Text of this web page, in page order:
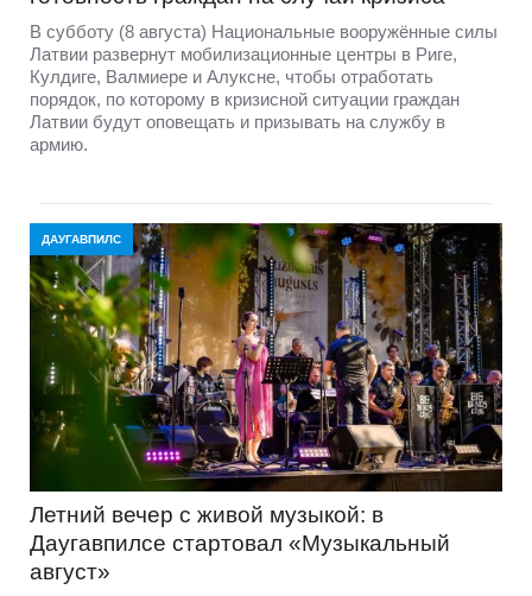
В субботу (8 августа) Национальные вооружённые силы
Латвии развернут мобилизационные центры в Риге,
Кулдиге, Валмиере и Алуксне, чтобы отработать
порядок, по которому в кризисной ситуации граждан
Латвии будут оповещать и призывать на службу в
армию.
ДАУГАВПИЛС
Летний вечер с живой музыкой: в
Даугавпилсе стартовал «Музыкальный
август»